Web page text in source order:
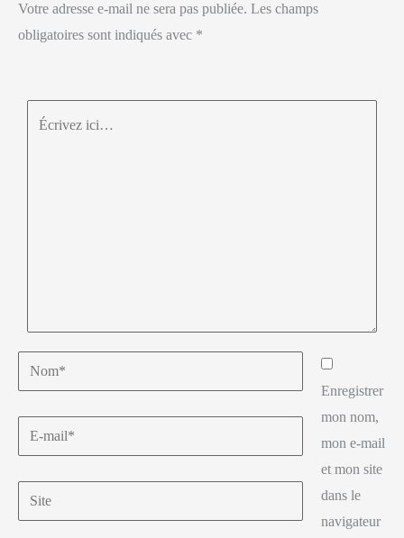
Votre adresse e-mail ne sera pas publiée. Les champs
obligatoires sont indiqués avec *
Enregistrer
mon nom,
mon e-mail
et mon site
dans le
navigateur